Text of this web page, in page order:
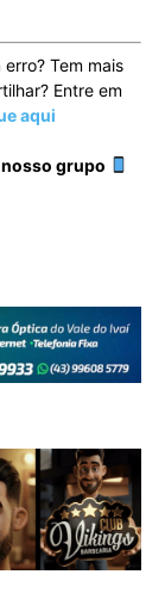
Tem mais
Entre em
aqui
nosso grupo